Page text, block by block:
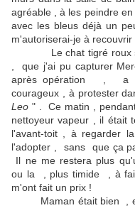
agréable , à les peindre
avec les bleus déjà un
m'autoriserai-je à
Le chat tigré roux si
, que j'ai pu capturer
après opération , a
courageux , à protester
Leo " . Ce matin ,
nettoyeur vapeur , il était
l'avant-toit , à regarder
l'adopter , sans que ça
Il ne me restera plus
ou la , plus timide , à
m'ont fait un prix !
Maman était bien ,